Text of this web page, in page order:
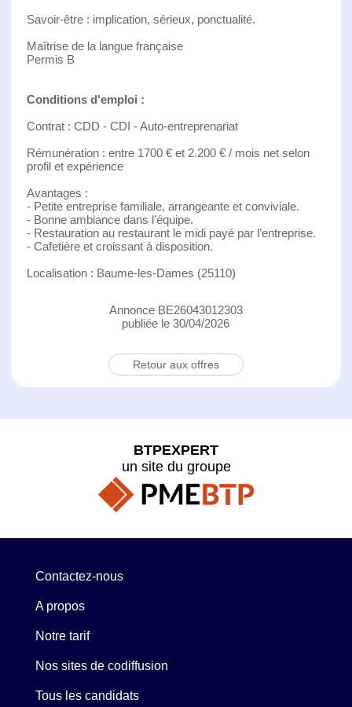
Savoir-être : implication, sérieux, ponctualité.
Maîtrise de la langue française
Permis B
Conditions d'emploi :
Contrat : CDD - CDI - Auto-entreprenariat
Rémunération : entre 1700 € et 2.200 € / mois net selon
profil et expérience
Avantages :
- Petite entreprise familiale, arrangeante et conviviale.
- Bonne ambiance dans l’équipe.
- Restauration au restaurant le midi payé par l’entreprise.
- Cafetière et croissant à disposition.
Localisation : Baume-les-Dames (25110)
Annonce BE26043012303
publiée le 30/04/2026
Retour aux offres
BTPEXPERT
un site du groupe
Contactez-nous
A propos
Notre tarif
Nos sites de codiffusion
Tous les candidats